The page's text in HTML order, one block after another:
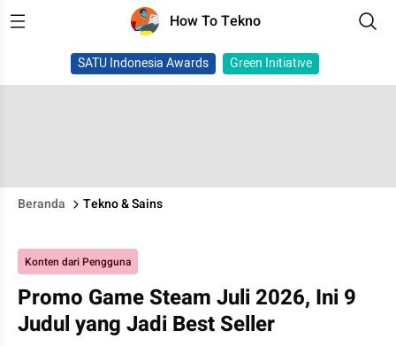
How To Tekno
SATU Indonesia Awards Green Initiative
Beranda Tekno & Sains
Konten dari Pengguna
Promo Game Steam Juli 2026, Ini 9
Judul yang Jadi Best Seller